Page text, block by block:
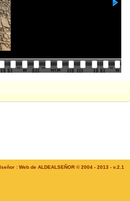
: Web de ALDEALSEÑOR © 2004 - 2013 - v.2.1